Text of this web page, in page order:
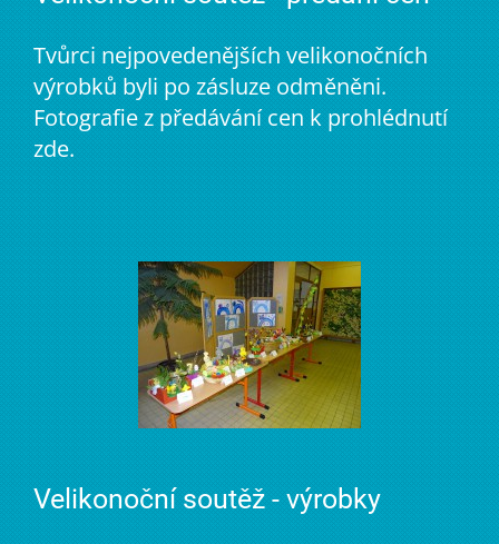
Tvůrci nejpovedenějších velikonočních
výrobků byli po zásluze odměněni.
Fotografie z předávání cen k prohlédnutí
zde.
Velikonoční soutěž - výrobky